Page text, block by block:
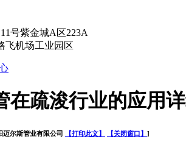
号紫金城A区223A
飞机场工业园区
在疏浚行业的应用
尔斯管业有限公司 【打印此文】 【关闭窗口】 ]